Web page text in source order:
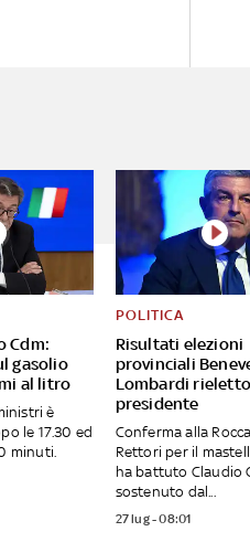
Cdm:
gasolio
al litro
è
le 17.30 ed
minuti.
Risultati elezioni
provinciali
Lombardi rieletto
presidente
POLITICA
Conferma alla
Rettori per il
ha battuto Claudio
sostenuto dal...
27 lug - 08:01